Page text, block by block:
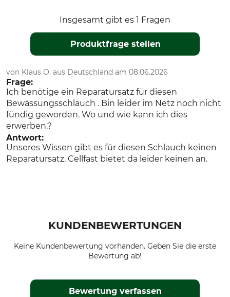
Insgesamt gibt es 1 Fragen
Produktfrage stellen
von Klaus O. aus Deutschland am 08.06.2026
Frage:
Ich benötige ein Reparatursatz für diesen
Bewässungsschlauch . Bin leider im Netz noch nicht
fündig geworden. Wo und wie kann ich dies
erwerben.?
Antwort:
Unseres Wissen gibt es für diesen Schlauch keinen
Reparatursatz. Cellfast bietet da leider keinen an.
KUNDENBEWERTUNGEN
Keine Kundenbewertung vorhanden. Geben Sie die erste
Bewertung ab!
Bewertung verfassen